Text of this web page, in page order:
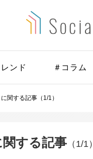
レンド ＃コラム
関する記事（1/1）
関する記事 （1/1）